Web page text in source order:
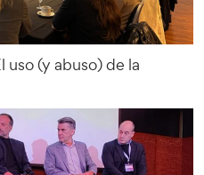
uso (y abuso) de la